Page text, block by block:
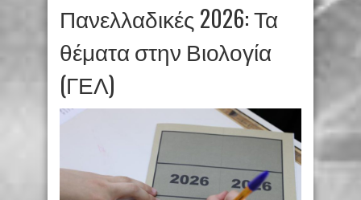
Πανελλαδικές 2026: Τα
θέματα στην Βιολογία
(ΓΕΛ)